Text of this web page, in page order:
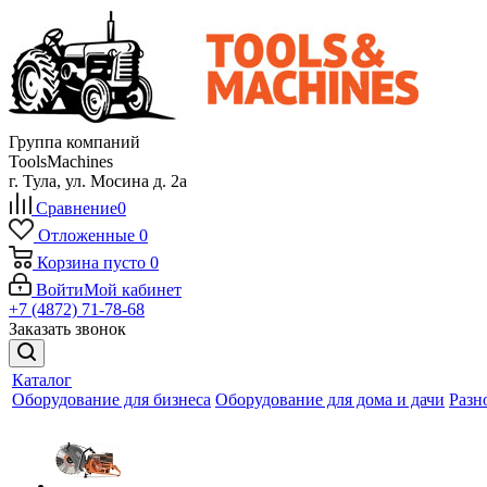
Группа компаний
ToolsMachines
г. Тула, ул. Мосина д. 2а
Сравнение0
Отложенные 0
Корзина пусто 0
ВойтиМой кабинет
+7 (4872) 71-78-68
Заказать звонок
Каталог
Оборудование для бизнеса Оборудование для дома и дачи